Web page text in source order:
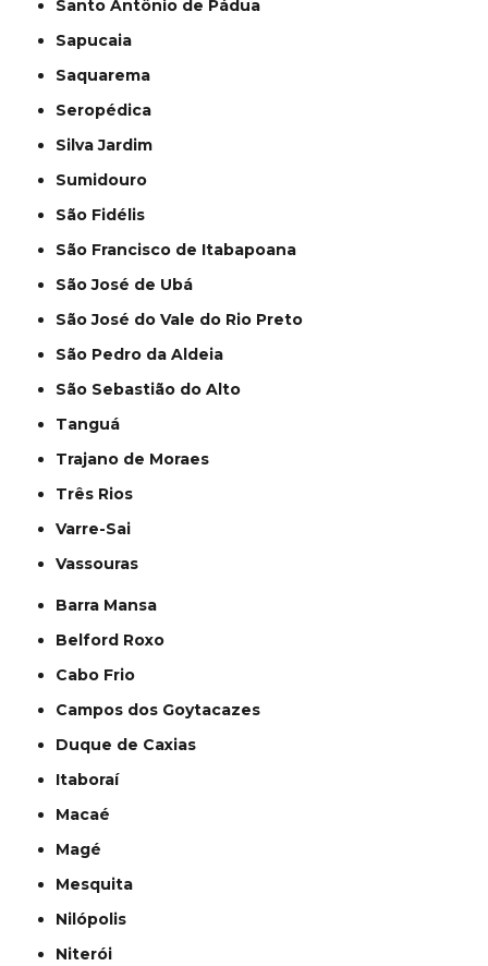
Santo Antônio de Pádua
Sapucaia
Saquarema
Seropédica
Silva Jardim
Sumidouro
São Fidélis
São Francisco de Itabapoana
São José de Ubá
São José do Vale do Rio Preto
São Pedro da Aldeia
São Sebastião do Alto
Tanguá
Trajano de Moraes
Três Rios
Varre-Sai
Vassouras
Barra Mansa
Belford Roxo
Cabo Frio
Campos dos Goytacazes
Duque de Caxias
Itaboraí
Macaé
Magé
Mesquita
Nilópolis
Niterói